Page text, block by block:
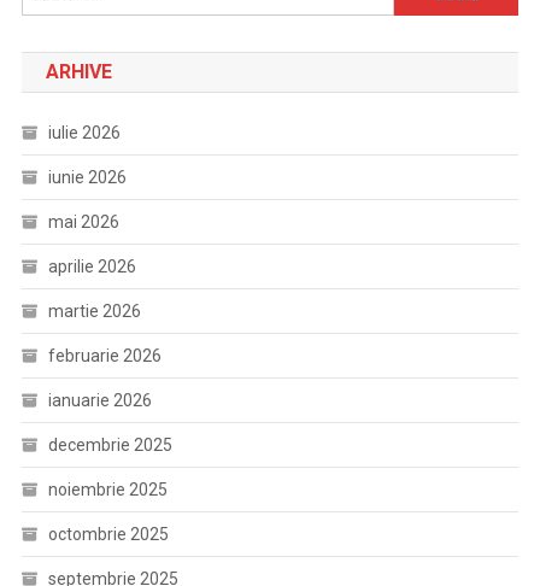
după:
ARHIVE
iulie 2026
iunie 2026
mai 2026
aprilie 2026
martie 2026
februarie 2026
ianuarie 2026
decembrie 2025
noiembrie 2025
octombrie 2025
septembrie 2025